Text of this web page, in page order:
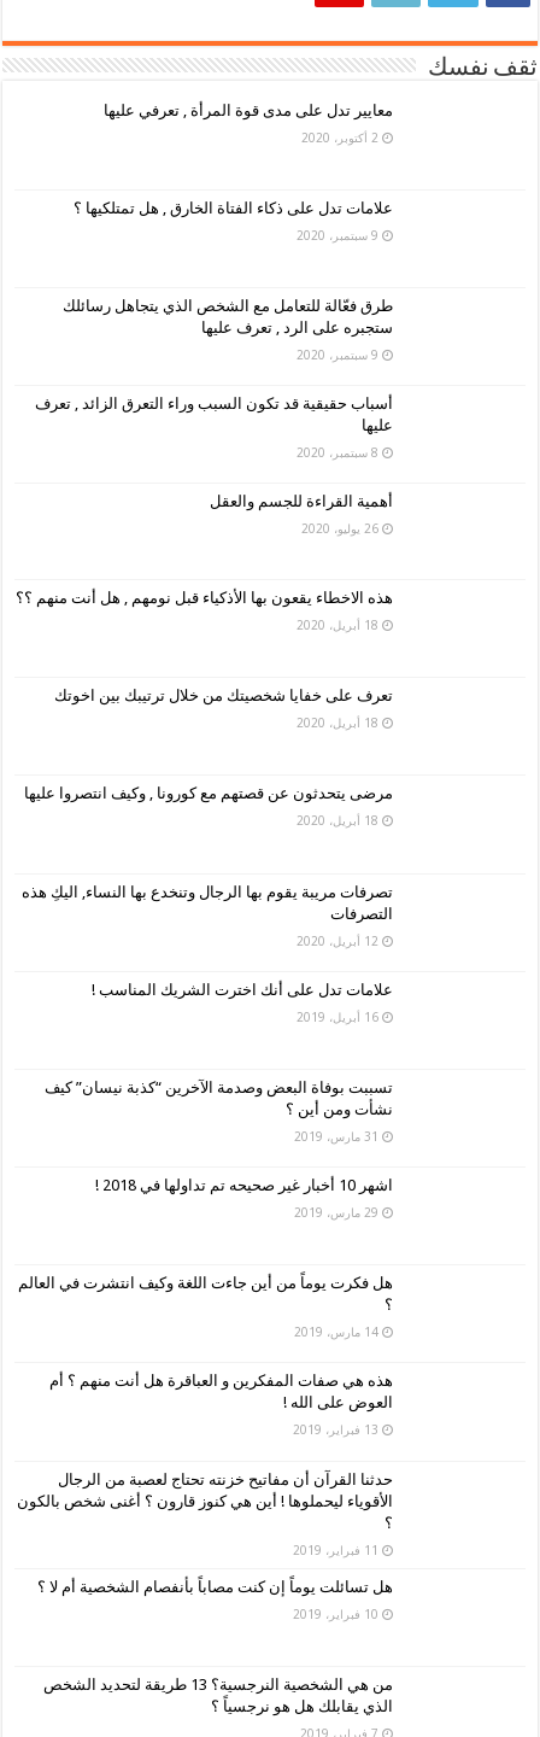
ثقف نفسك
معايير تدل على مدى قوة المرأة , تعرفي عليها
2 أكتوبر، 2020
علامات تدل على ذكاء الفتاة الخارق , هل تمتلكيها ؟
9 سبتمبر، 2020
طرق فعّالة للتعامل مع الشخص الذي يتجاهل رسائلك
ستجبره على الرد , تعرف عليها
9 سبتمبر، 2020
أسباب حقيقية قد تكون السبب وراء التعرق الزائد , تعرف
عليها
8 سبتمبر، 2020
أهمية القراءة للجسم والعقل
26 يوليو، 2020
هذه الاخطاء يقعون بها الأذكياء قبل نومهم , هل أنت منهم ؟؟
18 أبريل، 2020
تعرف على خفايا شخصيتك من خلال ترتيبك بين اخوتك
18 أبريل، 2020
مرضى يتحدثون عن قصتهم مع كورونا , وكيف انتصروا عليها
18 أبريل، 2020
تصرفات مريبة يقوم بها الرجال وتنخدع بها النساء, اليكِ هذه
التصرفات
12 أبريل، 2020
علامات تدل على أنك اخترت الشريك المناسب !
16 أبريل، 2019
تسببت بوفاة البعض وصدمة الآخرين “كذبة نيسان” كيف
نشأت ومن أين ؟
31 مارس، 2019
اشهر 10 أخبار غير صحيحه تم تداولها في 2018 !
29 مارس، 2019
هل فكرت يوماً من أين جاءت اللغة وكيف انتشرت في العالم
؟
14 مارس، 2019
هذه هي صفات المفكرين و العباقرة هل أنت منهم ؟ أم
العوض على الله !
13 فبراير، 2019
حدثنا القرآن أن مفاتيح خزنته تحتاج لعصبة من الرجال
الأقوياء ليحملوها ! أين هي كنوز قارون ؟ أغنى شخص بالكون
؟
11 فبراير، 2019
هل تسائلت يوماً إن كنت مصاباً بأنفصام الشخصية أم لا ؟
10 فبراير، 2019
من هي الشخصية النرجسية؟ 13 طريقة لتحديد الشخص
الذي يقابلك هل هو نرجسياً ؟
7 فبراير، 2019